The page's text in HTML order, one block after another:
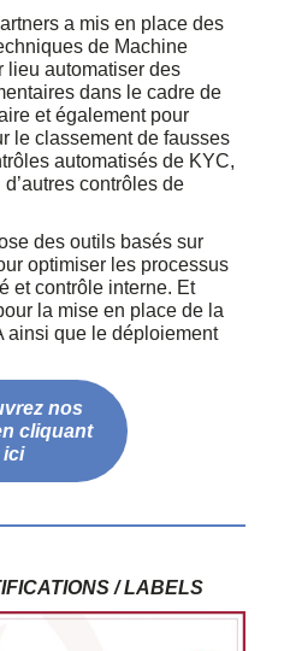
a mis en place des
de Machine
lieu automatiser des
dans le cadre de
et également pour
le classement de fausses
automatisés de KYC,
contrôles de
des outils basés sur
optimiser les processus
et contrôle interne. Et
la mise en place de la
ainsi que le déploiement
nos
cliquant
ici
/ LABELS